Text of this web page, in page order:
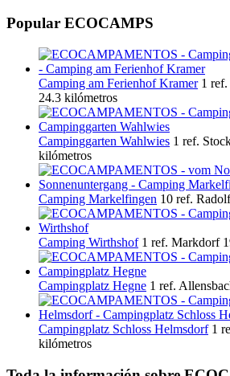
Popular ECOCAMPS
Camping am Ferienhof Kramer 1 ref.
24.3 kilómetros
Campinggarten Wahlwies 1 ref.
kilómetros
Camping Markelfingen 10 ref.
Camping Wirthshof 1 ref. Markdorf
Campingplatz Hegne 1 ref.
Campingplatz Schloss Helmsdorf 1
kilómetros